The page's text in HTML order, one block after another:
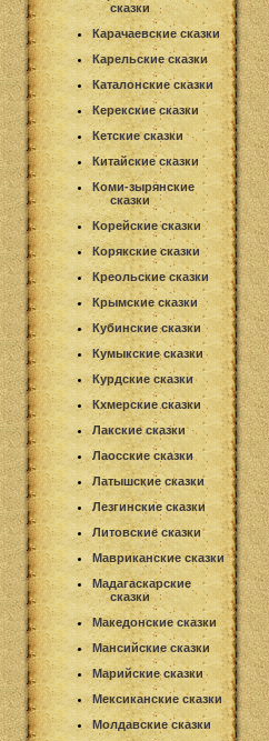
сказки
Карачаевские сказки
Карельские сказки
Каталонские сказки
Керекские сказки
Кетские сказки
Китайские сказки
Коми-зырянские
сказки
Корейские сказки
Корякские сказки
Креольские сказки
Крымские сказки
Кубинские сказки
Кумыкские сказки
Курдские сказки
Кхмерские сказки
Лакские сказки
Лаосские сказки
Латышские сказки
Лезгинские сказки
Литовские сказки
Мавриканские сказки
Мадагаскарские
сказки
Македонские сказки
Мансийские сказки
Марийские сказки
Мексиканские сказки
Молдавские сказки